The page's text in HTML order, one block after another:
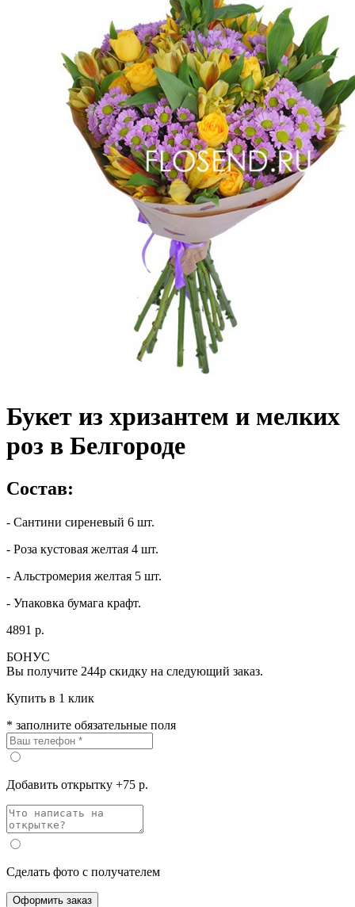
Букет из хризантем и мелких
роз в Белгороде
Состав:
- Сантини сиреневый 6 шт.
- Роза кустовая желтая 4 шт.
- Альстромерия желтая 5 шт.
- Упаковка бумага крафт.
4891 р.
БОНУС
Вы получите 244р скидку на следующий заказ.
Купить в 1 клик
* заполните обязательные поля
Добавить открытку +75 р.
Сделать фото с получателем
Оформить заказ